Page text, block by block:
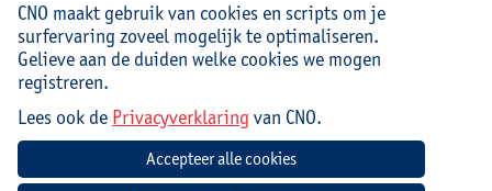
ken je eenvoudige ademtechnieken,
meditatieoefeningen, ontleend uit de creatieve
therapie en de yogawetenschap.
Doelgroep
Leerkrachten, leidinggevenden, middenkaders,
(zorg)coördinatoren, docenten uit alle niveaus binnen
CNO maakt gebruik van cookies en scripts om je
surfervaring zoveel mogelijk te optimaliseren.
Gelieve aan de duiden welke cookies we mogen
registreren.
Lees ook de Privacyverklaring van CNO.